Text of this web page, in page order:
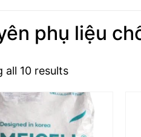
phụ liệu
all 10 results